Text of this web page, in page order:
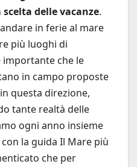
delle vacanze.
in ferie al mare
più luoghi di
che le
in campo proposte
questa direzione,
tante realtà delle
ogni anno insieme
la guida Il Mare più
che per